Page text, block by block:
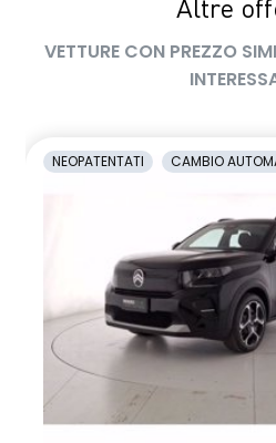
Altre
VETTURE CON PREZZO
NEOPATENTATI CAMBIO